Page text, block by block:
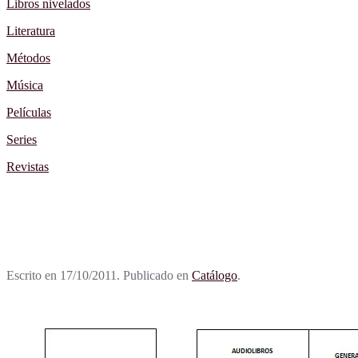
Libros nivelados
Literatura
Métodos
Música
Películas
Series
Revistas
Escrito en 17/10/2011 . Publicado en Catálogo.